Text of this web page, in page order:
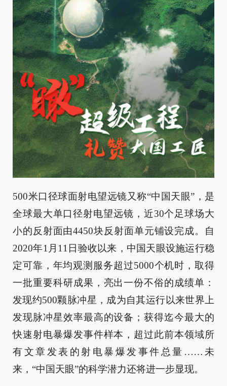
500米口径球面射电望远镜又称“中国天眼”，是
全球最大单口径射电望远镜，近30个足球场大
小的反射面由4450块反射面单元铺设完成。自
2020年1月11日验收以来，中国天眼设施运行稳
定可靠，年均观测服务超过5000个机时，取得
一批重要科研成果，亮出一份不俗的成绩单：
发现约500颗脉冲星，成为自其运行以来世界上
发现脉冲星效率最高的设备；获得迄今最大的
快速射电暴爆发事件样本，超过此前本领域所
有文章发表的射电暴爆发事件总量……未
来，“中国天眼”的科学潜力还将进一步显现。